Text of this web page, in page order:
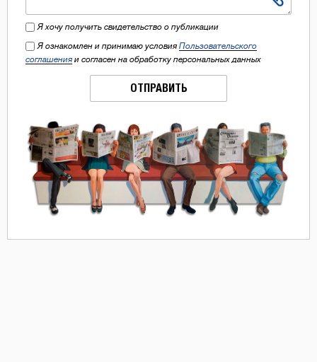
Я хочу получить свидетельство о публикации
Я ознакомлен и принимаю условия Пользовательского
соглашения и согласен на обработку персональных данных
ОТПРАВИТЬ